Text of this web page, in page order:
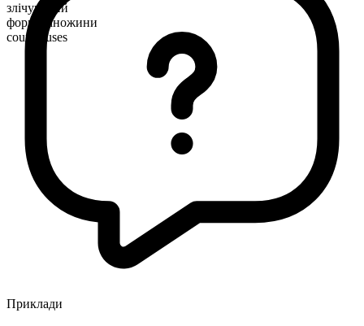
злічуваний
форма множини
courthouses
Приклади